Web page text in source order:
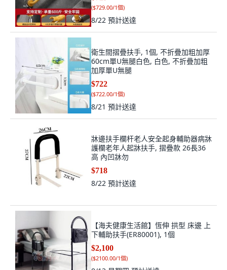
($729.00/1個)
8/22 預計送達
衛生間摺疊扶手, 1個, 不折疊加粗加厚
60cm單U無腿白色, 白色, 不折疊加粗
加厚單U無腿
$722
($722.00/1個)
8/21 預計送達
牀邊扶手欄杆老人安全起身輔助器病牀
護欄老年人起牀扶手, 摺疊款 26長36
高 內凹牀勿
$718
8/22 預計送達
【海夫健康生活館】恆伸 拱型 床邊 上
下輔助扶手(ER80001), 1個
$2,100
($2100.00/1個)